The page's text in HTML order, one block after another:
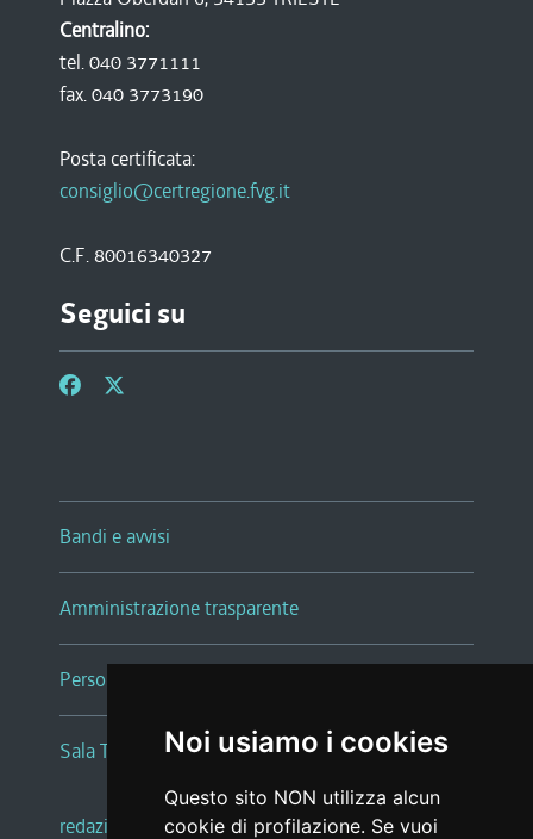
Noi usiamo i cookies
Questo sito NON utilizza alcun
cookie di profilazione. Se vuoi
Centralino:
tel. 040 3771111
fax. 040 3773190
Posta certificata:
consiglio@certregione.fvg.it
C.F. 80016340327
Seguici su
Bandi e avvisi
Amministrazione trasparente
Persone e Uffici
Sala Tiziano Tessitori
redazione web |note legali |glossario